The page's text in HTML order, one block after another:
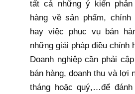
tất cả những ý kiến
hàng về sản phẩm, chính
hay việc phục vụ bán
những giải pháp điều chỉnh
Doanh nghiệp cần phải
bán hàng, doanh thu và lợi
tháng hoặc quý,…để